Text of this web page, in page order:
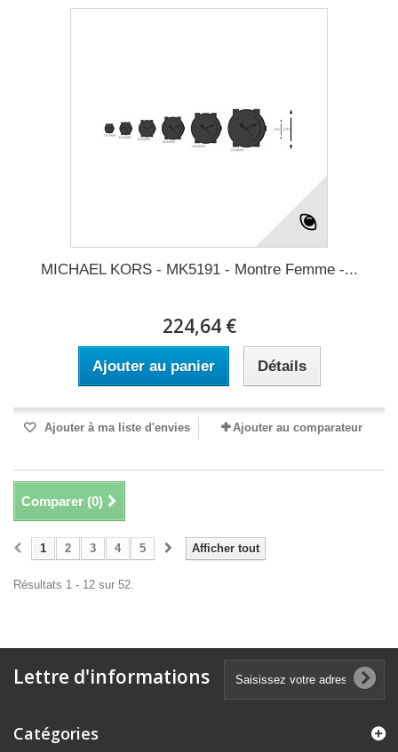
MICHAEL KORS - MK5191 - Montre Femme -...
224,64 €
Ajouter au panier Détails
Ajouter à ma liste d'envies Ajouter au comparateur
Comparer (0)
Afficher tout
1 2 3 4 5
Résultats 1 - 12 sur 52.
Lettre d'informations
Catégories